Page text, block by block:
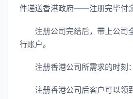
件递送香港政府——注册完毕付
注册公司完结后，带上公司
行账户。
注册香港公司所需求的时刻
注册香港公司后客户可以领到